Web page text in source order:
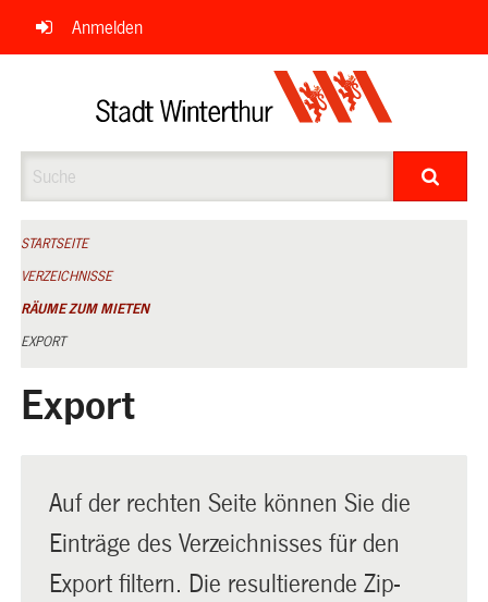
Navigation
überspringen
Anmelden
STARTSEITE
VERZEICHNISSE
RÄUME ZUM MIETEN
EXPORT
Export
Auf der rechten Seite können Sie die
Einträge des Verzeichnisses für den
Export filtern. Die resultierende Zip-